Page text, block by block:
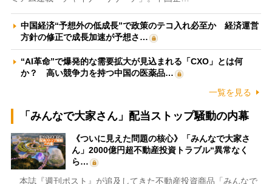
中国経済“予想外の低成長”で政策のテコ入れ必至か 経済運営
方針の修正で成長加速が予想さ…
“AI革命”で爆発的な需要拡大が見込まれる「CXO」とは何
か？ 高い競争力を持つ中国の医薬品…
一覧を見る
「みんなで大家さん」配当ストップ騒動の内幕
《ついに見えた問題の核心》「みんなで大家さ
ん」2000億円超不動産投資トラブル“異常なく
ら…
本誌『週刊ポスト』が追及してきた不動産投資商品「みんなで